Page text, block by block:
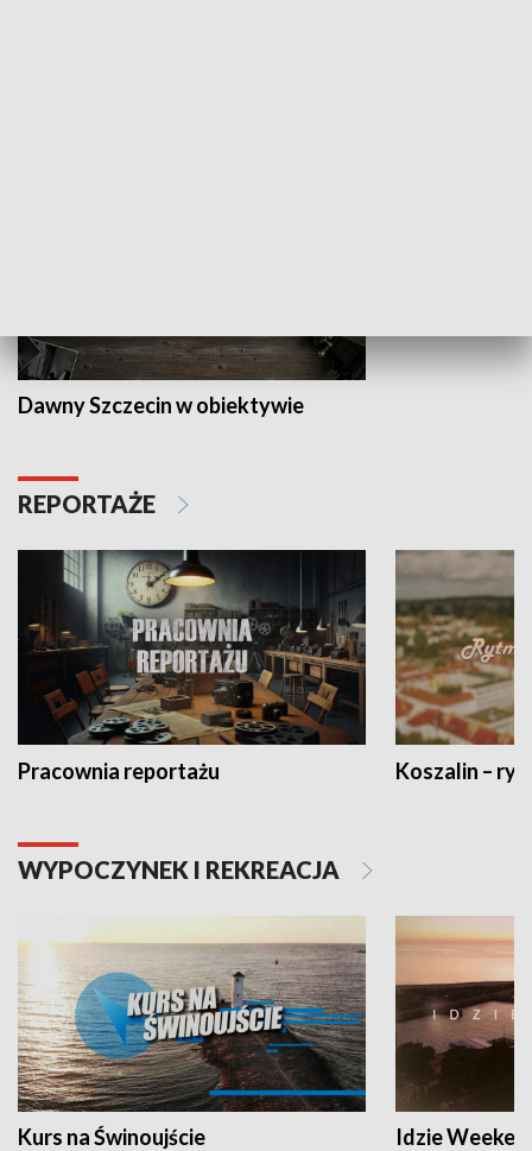
Dawny Szczecin w obiektywie
REPORTAŻE
Pracownia reportażu Koszalin –
WYPOCZYNEK I REKREACJA
Kurs na Świnoujście Idzie